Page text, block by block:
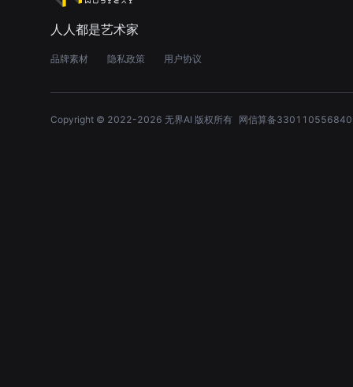
人人都是艺术家
品牌素材 隐私政策 用户协议
Copyright © 2022-2026 无界AI 版权所有 网信算备